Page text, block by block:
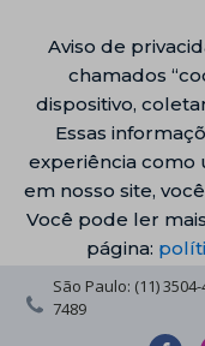
Aviso de
chamados
dispositivo,
Essas
experiência como
em nosso site,
Você pode ler
página:
São Paulo: (11)
7489